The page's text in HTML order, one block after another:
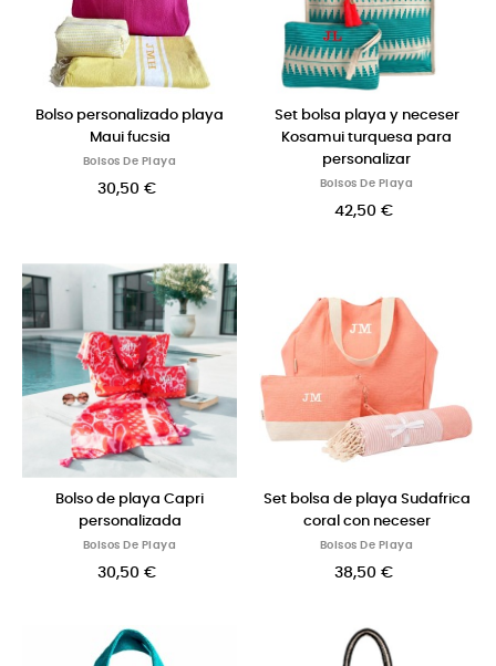
Bolso personalizado playa
Maui fucsia
Bolsos De Playa
30,50 €
Set bolsa playa y neceser
Kosamui turquesa para
personalizar
Bolsos De Playa
42,50 €
Bolso de playa Capri
personalizada
Bolsos De Playa
30,50 €
Set bolsa de playa Sudafrica
coral con neceser
Bolsos De Playa
38,50 €